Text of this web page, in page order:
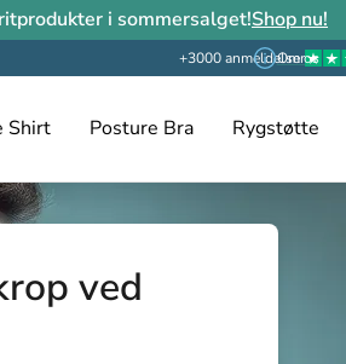
i sommersalget!Shop nu!
+3000 anmeldelser
Om os
Shirt Posture Bra Rygstøtte
ved